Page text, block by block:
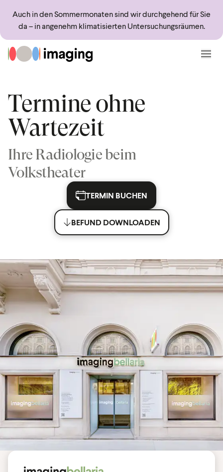
Auch in den Sommermonaten sind wir durchgehend für Sie
da – in angenehm klimatisierten Untersuchungsräumen.
Sprungmarken
Zur Startseite
Termine ohne
Wartezeit
Ihre Radiologie beim
Volkstheater
TERMIN BUCHEN
BEFUND DOWNLOADEN